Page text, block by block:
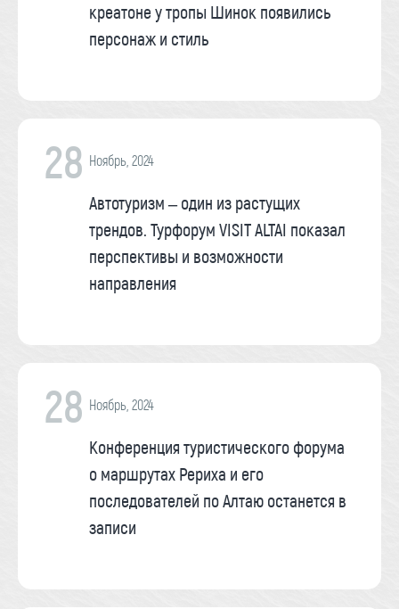
креатоне у тропы Шинок появились
персонаж и стиль
28 Ноябрь, 2024
Автотуризм – один из растущих
трендов. Турфорум VISIT ALTAI показал
перспективы и возможности
направления
28 Ноябрь, 2024
Конференция туристического форума
о маршрутах Рериха и его
последователей по Алтаю останется в
записи